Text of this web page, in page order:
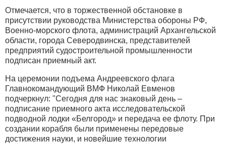
Отмечается, что в торжественной обстановке в
присутствии руководства Министерства обороны РФ,
Военно-морского флота, администраций Архангельской
области, города Северодвинска, представителей
предприятий судостроительной промышленности
подписан приемный акт.
На церемонии подъема Андреевского флага
Главнокомандующий ВМФ Николай Евменов
подчеркнул: "Сегодня для нас знаковый день –
подписание приемного акта исследовательской
подводной лодки «Белгород» и передача ее флоту. При
создании корабля были применены передовые
достижения науки, и новейшие технологии